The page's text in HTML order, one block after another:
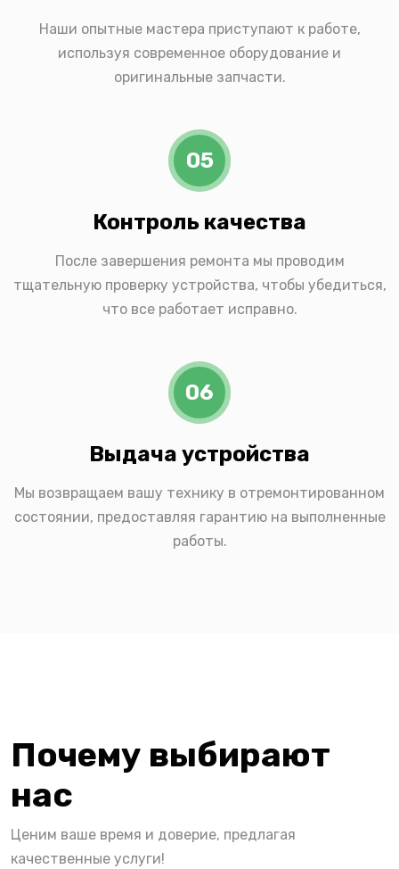
Наши опытные мастера приступают к работе,
используя современное оборудование и
оригинальные запчасти.
05
Контроль качества
После завершения ремонта мы проводим
тщательную проверку устройства, чтобы убедиться,
что все работает исправно.
06
Выдача устройства
Мы возвращаем вашу технику в отремонтированном
состоянии, предоставляя гарантию на выполненные
работы.
Почему выбирают
нас
Ценим ваше время и доверие, предлагая
качественные услуги!